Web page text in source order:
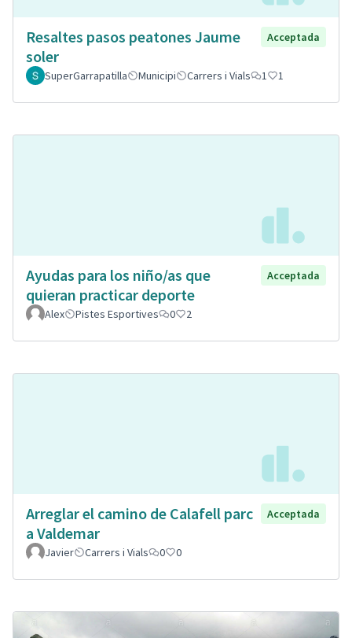
Resaltes pasos peatones Jaume
soler
Acceptada
SuperGarrapatilla Municipi Carrers i Vials 1 1
Ayudas para los niño/as que
quieran practicar deporte
Acceptada
Alex Pistes Esportives 0 2
Arreglar el camino de Calafell parc
a Valdemar
Acceptada
Javier Carrers i Vials 0 0